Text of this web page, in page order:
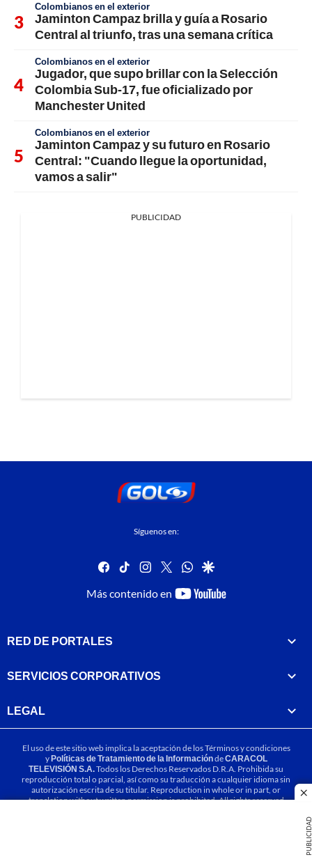
PUBLICIDAD
Colombianos en el exterior
Jaminton Campaz brilla y guía a Rosario
Central al triunfo, tras una semana crítica
Colombianos en el exterior
Jugador, que supo brillar con la Selección
Colombia Sub-17, fue oficializado por
Manchester United
Colombianos en el exterior
Jaminton Campaz y su futuro en Rosario
Central: "Cuando llegue la oportunidad,
vamos a salir"
PUBLICIDAD
Síguenos en:
facebook
tiktok instagram
twitterwhatsapp
google
Más contenido en
youtube-
RED DE PORTALES
SERVICIOS CORPORATIVOS
LEGAL
El uso de este sitio web implica la aceptación de losTérminos y condiciones
yPolíticas de Tratamiento de la InformacióndeCARACOL
TELEVISIÓN S.A.Todos los Derechos Reservados D.R.A. Prohibida su
reproducción total o parcial, así como su traducción a cualquier idioma sin
autorización escrita de su titular. Reproduction in whole or in part, or
translation without written permission is prohibited. All rights reserved